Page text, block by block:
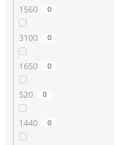
1560 0
3100 0
1650 0
520 0
1440 0